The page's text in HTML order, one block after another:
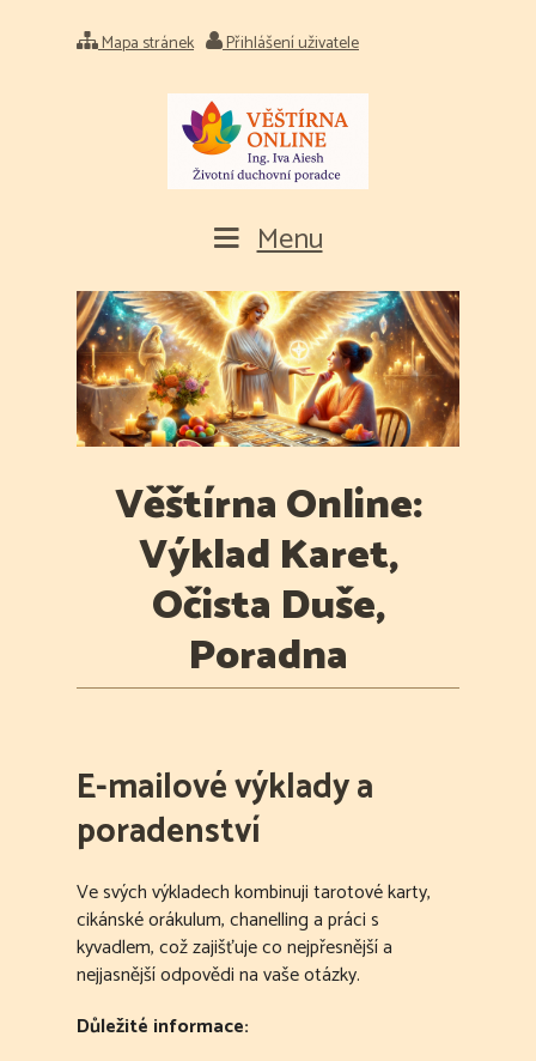
Mapa stránek Přihlášení uživatele
Menu
Věštírna Online:
Výklad Karet,
Očista Duše,
Poradna
E-mailové výklady a
poradenství
Ve svých výkladech kombinuji tarotové karty,
cikánské orákulum, chanelling a práci s
kyvadlem, což zajišťuje co nejpřesnější a
nejjasnější odpovědi na vaše otázky.
Důležité informace: